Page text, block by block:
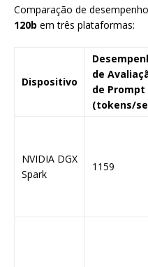
Comparação de
120b em três plataformas:
Dispositivo
de
de Prompt
(tokens/
NVIDIA DGX
Spark
1159